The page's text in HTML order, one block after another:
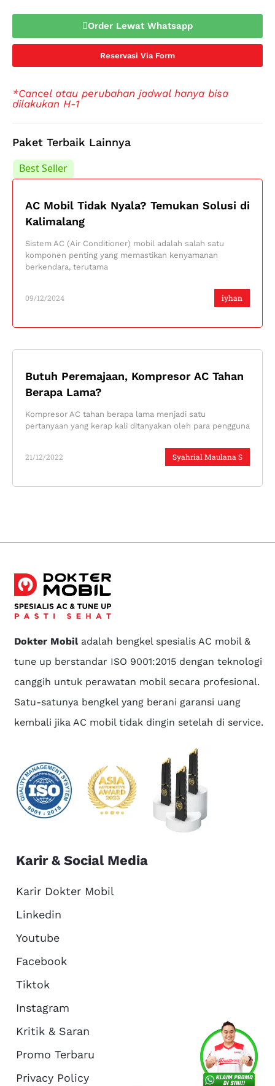
About Us
Order Lewat Whatsapp
Reservasi Via Form
*Cancel atau perubahan jadwal hanya bisa
dilakukan H-1
Paket Terbaik Lainnya
Best Seller
AC Mobil Tidak Nyala? Temukan Solusi di
Kalimalang
iyhan
09/12/2024
Sistem AC (Air Conditioner) mobil adalah salah satu
komponen penting yang memastikan kenyamanan
berkendara, terutama
Best Seller
Butuh Peremajaan, Kompresor AC Tahan
Berapa Lama?
Syahrial Maulana S
21/12/2022
Kompresor AC tahan berapa lama menjadi satu
pertanyaan yang kerap kali ditanyakan oleh para pengguna
Dokter Mobiladalah bengkel spesialis AC mobil &
tune up berstandar ISO 9001:2015 dengan teknologi
canggih untuk perawatan mobil secara profesional.
Satu-satunya bengkel yang berani garansi uang
kembali jika AC mobil tidak dingin setelah di service.
Karir & Social Media
Karir Dokter Mobil
Linkedin
Youtube
Facebook
Tiktok
Instagram
Kritik & Saran
Promo Terbaru
Privacy Policy